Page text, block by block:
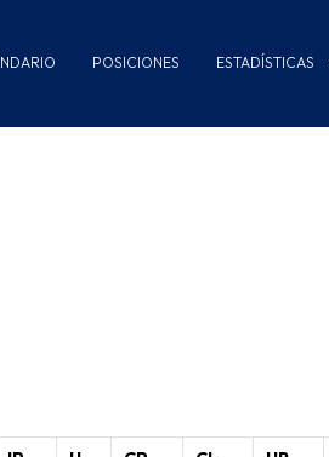
POSICIONES ESTADÍSTICAS